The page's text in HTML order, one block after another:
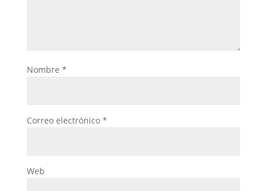
Nombre *
Correo electrónico *
Web